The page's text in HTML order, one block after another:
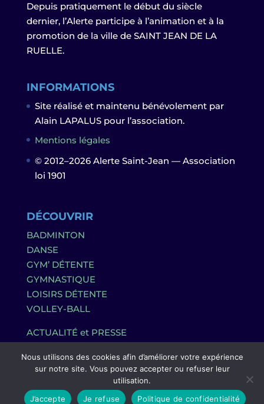
Depuis pratiquement le début du siècle
dernier, l’Alerte participe à l’animation et à la
promotion de la ville de SAINT JEAN DE LA
RUELLE.
INFORMATIONS
Site réalisé et maintenu bénévolement par
Alain LAPALUS pour l’association.
Mentions légales
© 2012–2026 Alerte Saint-Jean — Association
loi 1901
DÉCOUVRIR
BADMINTON
DANSE
GYM’ DÉTENTE
GYMNASTIQUE
LOISIRS DÉTENTE
VOLLEY-BALL
ACTUALITÉ et PRESSE
Nous utilisons des cookies afin d’améliorer votre expérience
sur notre site. Vous pouvez accepter ou refuser leur
utilisation.
J’accepte
Je refuse Politique de confidentialité